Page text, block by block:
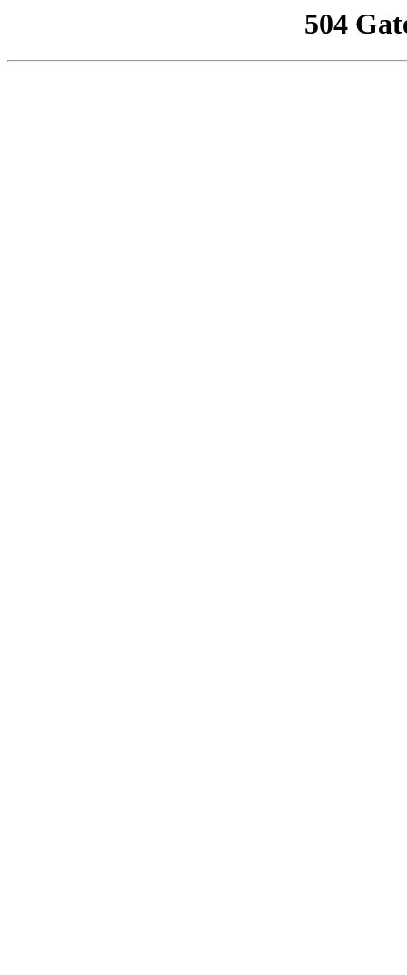
504